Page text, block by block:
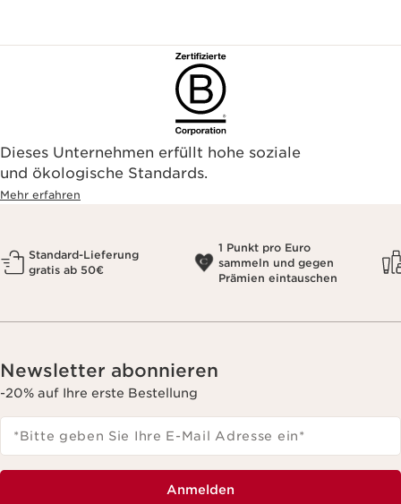
Dieses Unternehmen erfüllt hohe soziale
und ökologische Standards.
Mehr erfahren
Standard-Lieferung
gratis ab 50€
1 Punkt pro Euro
sammeln und gegen
Prämien eintauschen
Newsletter abonnieren
-20% auf Ihre erste Bestellung
*Bitte geben Sie Ihre E-Mail Adresse ein*
Anmelden